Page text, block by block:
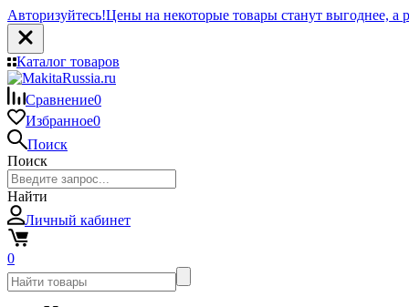
Авторизуйтесь!Цены на некоторые товары станут выгоднее, а
Каталог товаров
Сравнение0
Избранное0
Поиск
Поиск
Найти
Личный кабинет
0